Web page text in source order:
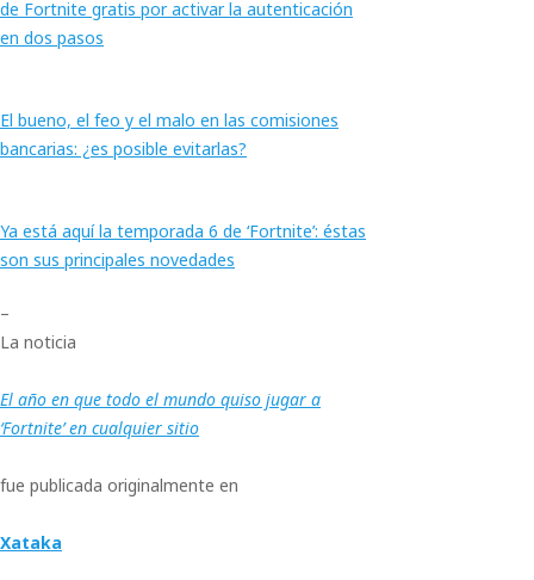
de Fortnite gratis por activar la autenticación
en dos pasos
El bueno, el feo y el malo en las comisiones
bancarias: ¿es posible evitarlas?
Ya está aquí la temporada 6 de ‘Fortnite’: éstas
son sus principales novedades
–
La noticia
El año en que todo el mundo quiso jugar a
‘Fortnite’ en cualquier sitio
fue publicada originalmente en
Xataka